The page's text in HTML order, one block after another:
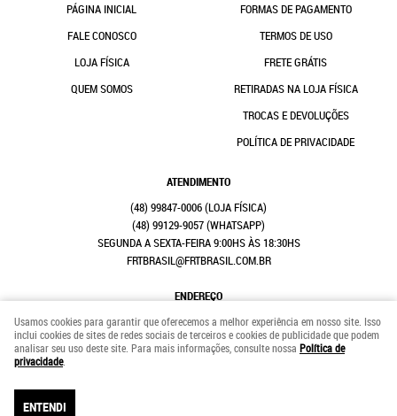
PÁGINA INICIAL
FALE CONOSCO
LOJA FÍSICA
QUEM SOMOS
FORMAS DE PAGAMENTO
TERMOS DE USO
FRETE GRÁTIS
RETIRADAS NA LOJA FÍSICA
TROCAS E DEVOLUÇÕES
POLÍTICA DE PRIVACIDADE
ATENDIMENTO
(48) 99847-0006
(48) 99129-9057(WHATSAPP)
SEGUNDA A SEXTA-FEIRA 9:00HS ÀS 18:30HS
FRTBRASIL@FRTBRASIL.COM.BR
ENDEREÇO
RUA GENERAL EURICO GASPAR DUTRA, 708-ESTREITO, FLORIANÓPOLIS-SC
CEP: 88075-100
FRT BRASIL COMERCIO E CONFECÇÕES LTDA
Usamos cookies para garantir que oferecemos a melhor experiência em nosso site. Isso
inclui cookies de sites de redes sociais de terceiros e cookies de publicidade que podem
analisar seu uso deste site. Para mais informações, consulte nossa Política de
privacidade.
ENTENDI